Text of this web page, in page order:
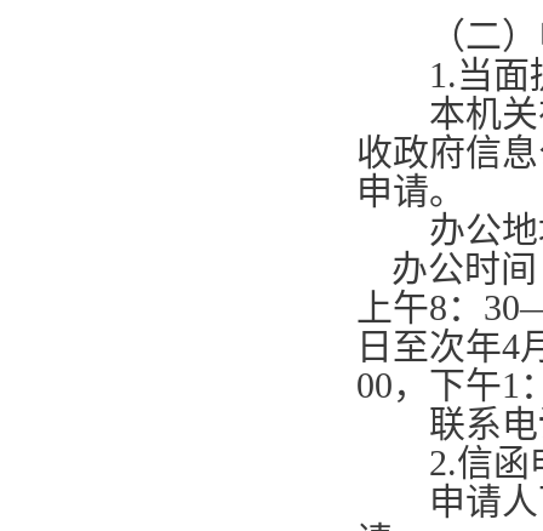
（二）
1.当面
本机关
收政府信
申请。
办公地
办公时
上午8：
日至次年4
00，下午1
联系电
2.信函
申请人